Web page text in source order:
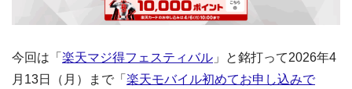
今回は「 楽天マジ得フェスティバル 」と銘打って2026年4
月13日（月）まで「 楽天モバイル初めてお申し込みで